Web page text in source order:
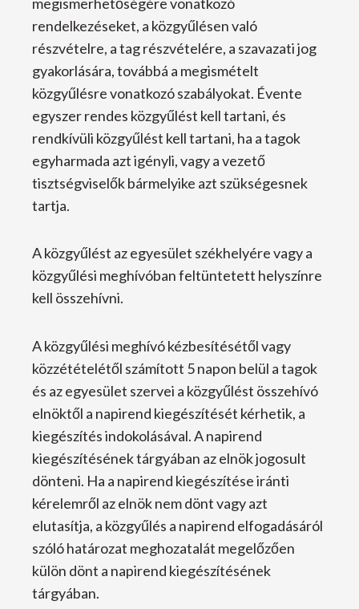
rendelkezéseket, a közgyűlésen való
részvételre, a tag részvételére, a szavazati jog
gyakorlására, továbbá a megismételt
közgyűlésre vonatkozó szabályokat. Évente
egyszer rendes közgyűlést kell tartani, és
rendkívüli közgyűlést kell tartani, ha a tagok
egyharmada azt igényli, vagy a vezető
tisztségviselők bármelyike azt szükségesnek
tartja.
A közgyűlést az egyesület székhelyére vagy a
közgyűlési meghívóban feltüntetett helyszínre
kell összehívni.
A közgyűlési meghívó kézbesítésétől vagy
közzétételétől számított 5 napon belül a tagok
és az egyesület szervei a közgyűlést összehívó
elnöktől a napirend kiegészítését kérhetik, a
kiegészítés indokolásával. A napirend
kiegészítésének tárgyában az elnök jogosult
dönteni. Ha a napirend kiegészítése iránti
kérelemről az elnök nem dönt vagy azt
elutasítja, a közgyűlés a napirend elfogadásáról
szóló határozat meghozatalát megelőzően
külön dönt a napirend kiegészítésének
tárgyában.